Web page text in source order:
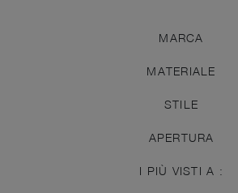
MARCA
MATERIALE
STILE
APERTURA
I PIÙ VISTI A :